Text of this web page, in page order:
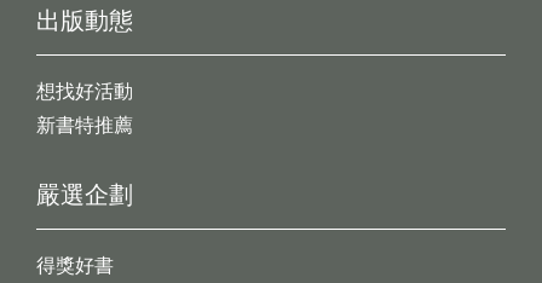
出版動態
想找好活動
新書特推薦
嚴選企劃
得獎好書